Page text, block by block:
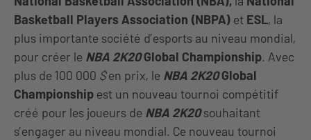
Basketball Players Association (NBPA) et ESL, la
plus importante société d’esports au niveau mondial,
pour créer le NBA 2K20Global Championship. Avec
plus de 100 000 $en prix, le NBA 2K20Global
Championship est un nouveau tournoi compétitif
créé pour les joueurs de NBA 2K20souhaitant
s’engager au niveau mondial. Ce nouveau tournoi